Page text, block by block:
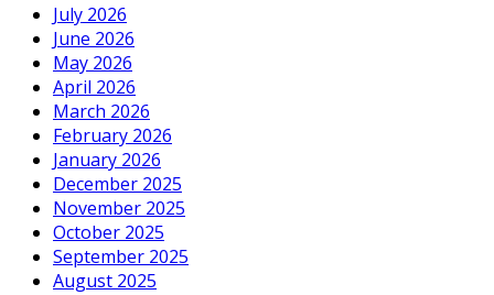
July 2026
June 2026
May 2026
April 2026
March 2026
February 2026
January 2026
December 2025
November 2025
October 2025
September 2025
August 2025